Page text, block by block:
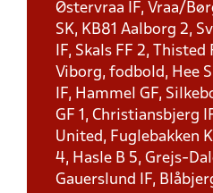
Østervraa IF, Vraa/
SK, KB81 Aalborg 2,
IF, Skals FF 2,
Viborg, fodbold, Hee
IF, Hammel GF,
GF 1, Christiansbjerg
United, Fuglebakken
4, Hasle B 5, Grejs-
Gauerslund IF,